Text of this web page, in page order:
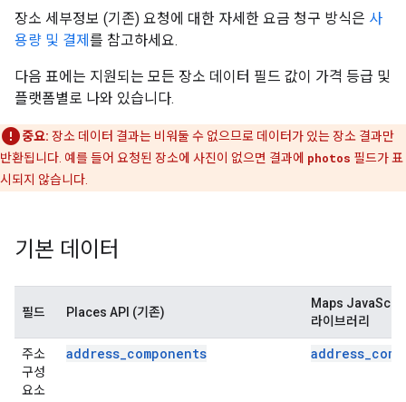
장소 세부정보 (기존) 요청에 대한 자세한 요금 청구 방식은 사
용량 및 결제 를 참고하세요.
다음 표에는 지원되는 모든 장소 데이터 필드 값이 가격 등급 및
플랫폼별로 나와 있습니다.
중요: 장소 데이터 결과는 비워둘 수 없으므로 데이터가 있는 장소 결과만
반환됩니다. 예를 들어 요청된 장소에 사진이 없으면 결과에 photos 필드가 표
시되지 않습니다.
기본 데이터
필드 Places API (기존)
Maps
라이브러리
주소
구성
요소
address_components